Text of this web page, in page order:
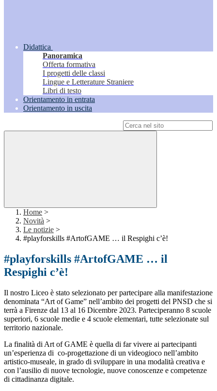
Didattica
Panoramica
Offerta formativa
I progetti delle classi
Lingue e Letterature Straniere
Libri di testo
Orientamento in entrata
Orientamento in uscita
Home >
Novità >
Le notizie >
#playforskills #ArtofGAME … il Respighi c’è!
#playforskills #ArtofGAME … il
Respighi c’è!
Il nostro Liceo è stato selezionato per partecipare alla manifestazione
denominata “Art of Game” nell’ambito dei progetti del PNSD che si
terrà a Firenze dal 13 al 16 Dicembre 2023. Parteciperanno 8 scuole
superiori, 6 scuole medie e 4 scuole elementari, tutte selezionate sul
territorio nazionale.
La finalità di Art of GAME è quella di far vivere ai partecipanti
un’esperienza di co-progettazione di un videogioco nell’ambito
artistico-museale, in grado di sviluppare in una modalità creativa e
con l’ausilio di nuove tecnologie, nuove conoscenze e competenze
di cittadinanza digitale.